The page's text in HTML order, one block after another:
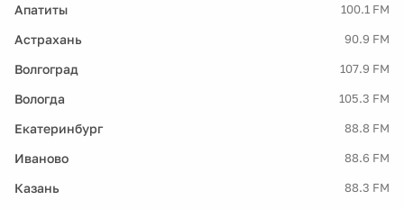
Апатиты 100.1 FM
Астрахань 90.9 FM
Волгоград 107.9 FM
Вологда 105.3 FM
Екатеринбург 88.8 FM
Иваново 88.6 FM
Казань 88.3 FM